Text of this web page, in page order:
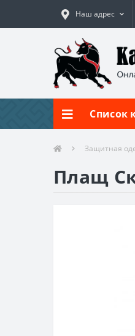
Наш адрес
Список
Защитная
Плащ